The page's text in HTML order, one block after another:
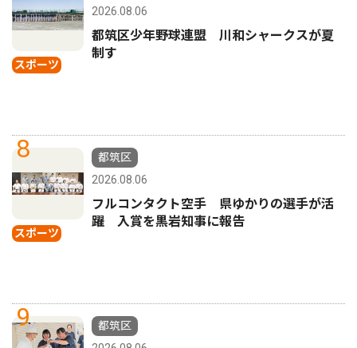
スポーツ
2026.08.06
都筑区少年野球連盟 川和シャークスが夏
制す
8
スポーツ
都筑区
2026.08.06
フルコンタクト空手 県ゆかりの選手が活
躍 入賞を黒岩知事に報告
9
都筑区